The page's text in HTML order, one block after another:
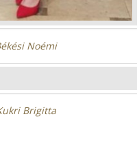
Noémi
Brigitta